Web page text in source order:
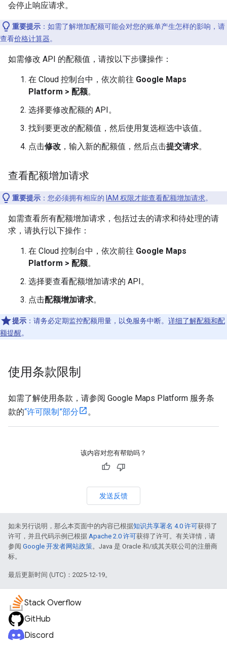
会停止响应请求。
重要提示 ：如需了解增加配额可能会对您的账单产生怎样的影响，请
查看价格计算器。
如需修改 API 的配额值，请按以下步骤操作：
在 Cloud 控制台中，依次前往 Google Maps
Platform > 配额。
选择要修改配额的 API。
找到要更改的配额值，然后使用复选框选中该值。
点击修改 ，输入新的配额值，然后点击提交请求。
查看配额增加请求
重要提示 ：您必须拥有相应的 IAM 权限才能查看配额增加请求。
如需查看所有配额增加请求，包括过去的请求和待处理的请
求，请执行以下操作：
在 Cloud 控制台中，依次前往 Google Maps
Platform > 配额。
选择要查看配额增加请求的 API。
点击配额增加请求。
提示 ：请务必定期监控配额用量，以免服务中断。 详细了解配额和配
额提醒。
使用条款限制
如需了解使用条款，请参阅 Google Maps Platform 服务条
款的“许可限制”部分 。
该内容对您有帮助吗？
发送反馈
如未另行说明，那么本页面中的内容已根据知识共享署名 4.0 许可获得了
许可，并且代码示例已根据 Apache 2.0 许可获得了许可。有关详情，请
参阅 Google 开发者网站政策。Java 是 Oracle 和/或其关联公司的注册商
标。
最后更新时间 (UTC)：2025-12-19。
Stack Overflow
GitHub
Discord